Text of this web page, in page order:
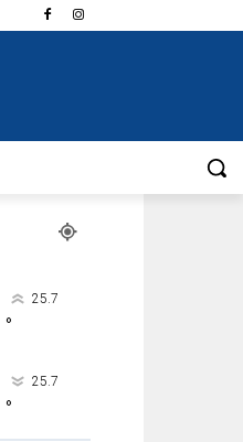
25.7
°
25.7
°